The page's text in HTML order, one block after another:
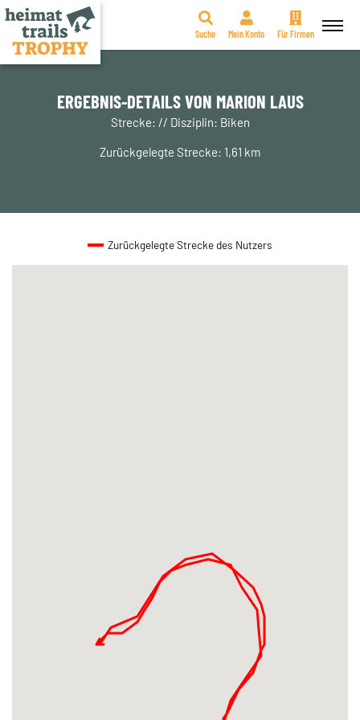
Zum
Suche Mein Konto Für Firmen
ERGEBNIS-DETAILS VON MARION LAUS
Strecke: // Disziplin: Biken
Zurückgelegte Strecke: 1,61 km
Zurückgelegte Strecke des Nutzers